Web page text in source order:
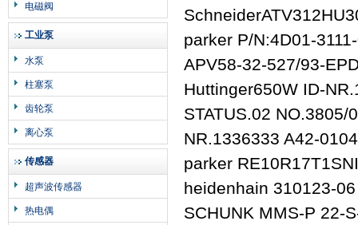
电磁阀
工业泵
水泵
柱塞泵
齿轮泵
离心泵
传感器
超声波传感器
热电偶
parker P/N:4D01-
APV58-32-527/93-
Huttinger650W ID-
STATUS.02 NO.3805/
NR.1336333 A42-
parker
heidenhain 310123-06
SCHUNK MMS-P 22-